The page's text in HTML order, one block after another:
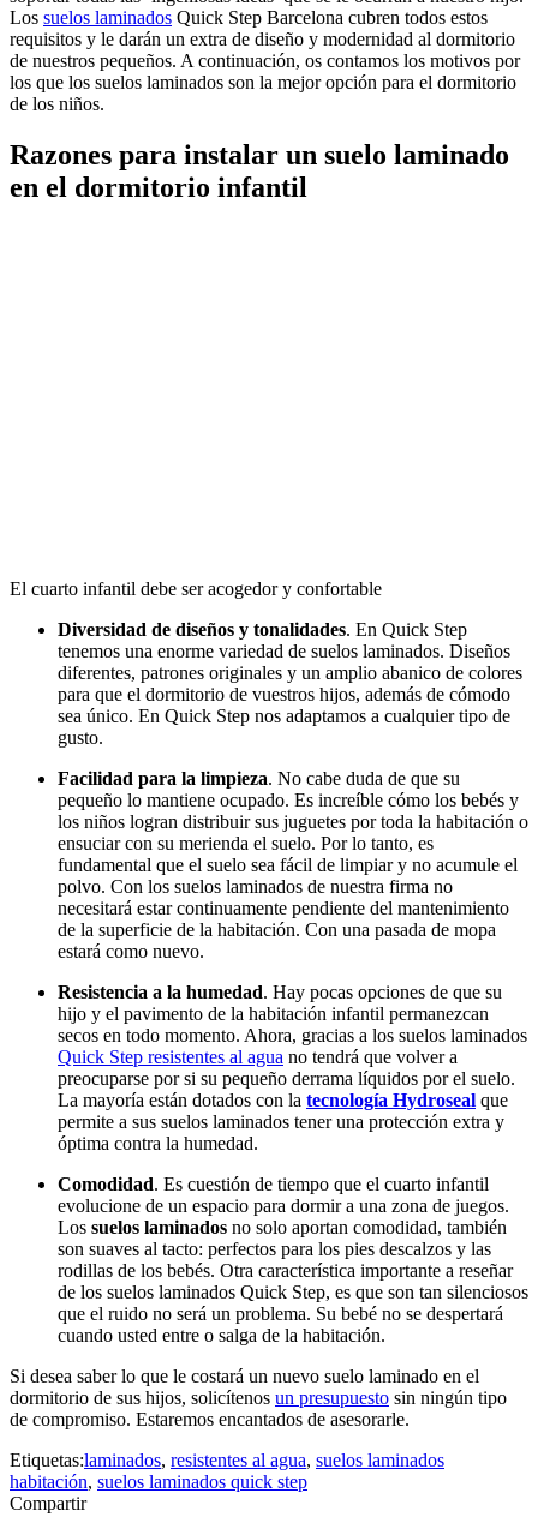
Los suelos laminados Quick Step Barcelona cubren todos estos
requisitos y le darán un extra de diseño y modernidad al dormitorio
de nuestros pequeños. A continuación, os contamos los motivos por
los que los suelos laminados son la mejor opción para el dormitorio
de los niños.
Razones para instalar un suelo laminado
en el dormitorio infantil
El cuarto infantil debe ser acogedor y confortable
Diversidad de diseños y tonalidades. En Quick Step
tenemos una enorme variedad de suelos laminados. Diseños
diferentes, patrones originales y un amplio abanico de colores
para que el dormitorio de vuestros hijos, además de cómodo
sea único. En Quick Step nos adaptamos a cualquier tipo de
gusto.
Facilidad para la limpieza. No cabe duda de que su
pequeño lo mantiene ocupado. Es increíble cómo los bebés y
los niños logran distribuir sus juguetes por toda la habitación o
ensuciar con su merienda el suelo. Por lo tanto, es
fundamental que el suelo sea fácil de limpiar y no acumule el
polvo. Con los suelos laminados de nuestra firma no
necesitará estar continuamente pendiente del mantenimiento
de la superficie de la habitación. Con una pasada de mopa
estará como nuevo.
Resistencia a la humedad. Hay pocas opciones de que su
hijo y el pavimento de la habitación infantil permanezcan
secos en todo momento. Ahora, gracias a los suelos laminados
Quick Step resistentes al agua no tendrá que volver a
preocuparse por si su pequeño derrama líquidos por el suelo.
La mayoría están dotados con la tecnología Hydroseal que
permite a sus suelos laminados tener una protección extra y
óptima contra la humedad.
Comodidad. Es cuestión de tiempo que el cuarto infantil
evolucione de un espacio para dormir a una zona de juegos.
Los suelos laminados no solo aportan comodidad, también
son suaves al tacto: perfectos para los pies descalzos y las
rodillas de los bebés. Otra característica importante a reseñar
de los suelos laminados Quick Step, es que son tan silenciosos
que el ruido no será un problema. Su bebé no se despertará
cuando usted entre o salga de la habitación.
Si desea saber lo que le costará un nuevo suelo laminado en el
dormitorio de sus hijos, solicítenos un presupuesto sin ningún tipo
de compromiso. Estaremos encantados de asesorarle.
Etiquetas:laminados, resistentes al agua, suelos laminados
habitación, suelos laminados quick step
Compartir